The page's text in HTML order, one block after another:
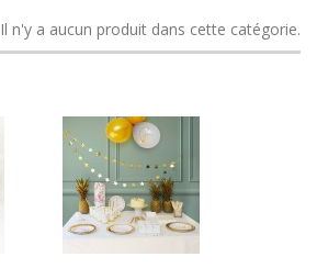
Il n'y a aucun produit dans cette catégorie.